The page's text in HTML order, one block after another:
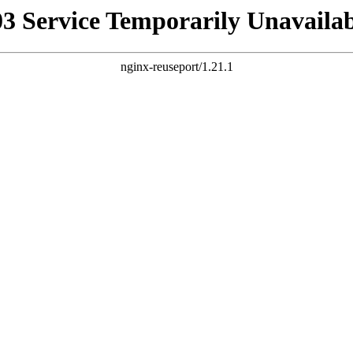
Service Temporarily
nginx-reuseport/1.21.1